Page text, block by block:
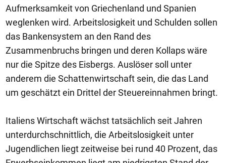
Aufmerksamkeit von Griechenland und Spanien
weglenken wird. Arbeitslosigkeit und Schulden sollen
das Bankensystem an den Rand des
Zusammenbruchs bringen und deren Kollaps wäre
nur die Spitze des Eisbergs. Auslöser soll unter
anderem die Schattenwirtschaft sein, die das Land
um geschätzt ein Drittel der Steuereinnahmen bringt.
Italiens Wirtschaft wächst tatsächlich seit Jahren
unterdurchschnittlich, die Arbeitslosigkeit unter
Jugendlichen liegt zeitweise bei rund 40 Prozent, das